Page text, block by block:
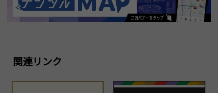
関連リンク